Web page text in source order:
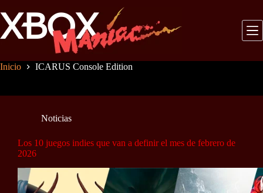
al
contenido
Inicio ICARUS Console Edition
Noticias
Los 10 juegos indies que van a definir el mes de febrero de
2026